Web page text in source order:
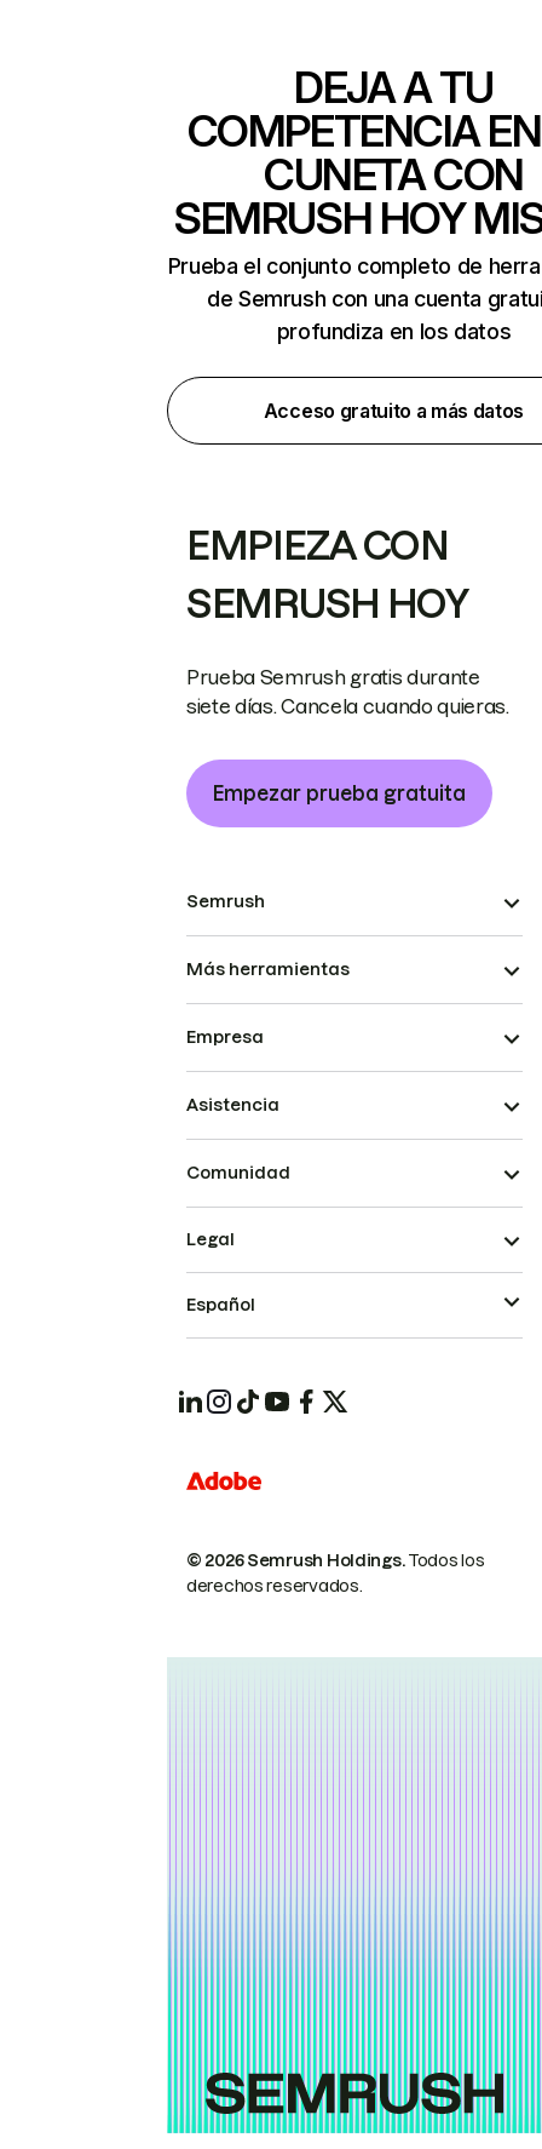
DEJA A TU
COMPETENCIA
CUNETA CON
SEMRUSH HOY
Prueba el conjunto completo de
de Semrush con una cuenta
profundiza en los datos
Acceso gratuito a más datos
EMPIEZA CON
SEMRUSH HOY
Prueba Semrush gratis durante
siete días. Cancela cuando quieras.
Empezar prueba gratuita
Semrush
Más herramientas
Empresa
Asistencia
Comunidad
© 2026 Semrush Holdings.Todos los
derechos reservados.
Legal
Español